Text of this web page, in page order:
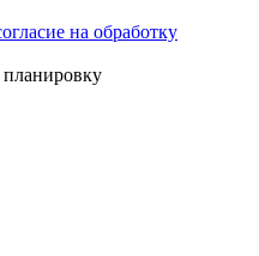
на обработку